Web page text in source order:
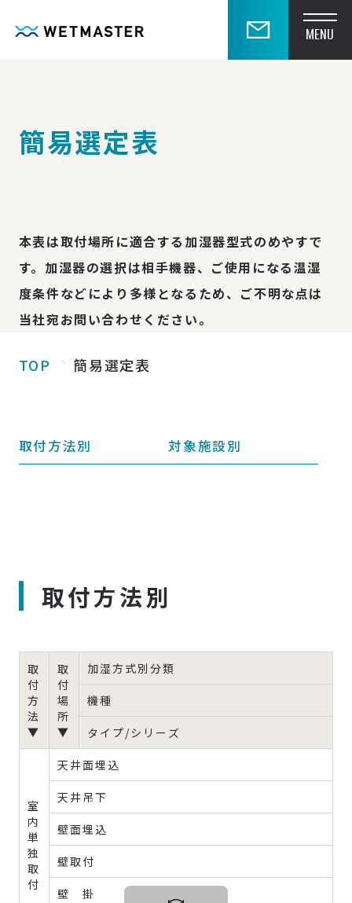
MENU
簡易選定表
本表は取付場所に適合する加湿器型式のめやすで
す。加湿器の選択は相手機器、ご使用になる温湿
度条件などにより多様となるため、ご不明な点は
当社宛お問い合わせください。
TOP 簡易選定表
取付方法別 対象施設別
取付方法別
取
付
方
法
▼
取
付
場
所
▼
加湿方式別分類
機種
タイプ/シリーズ
室
内
単
独
取
付
天井面埋込
天井吊下
壁面埋込
壁取付
壁 掛